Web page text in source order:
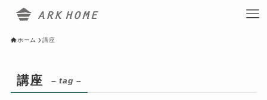
ホーム 講座
講座 – tag –